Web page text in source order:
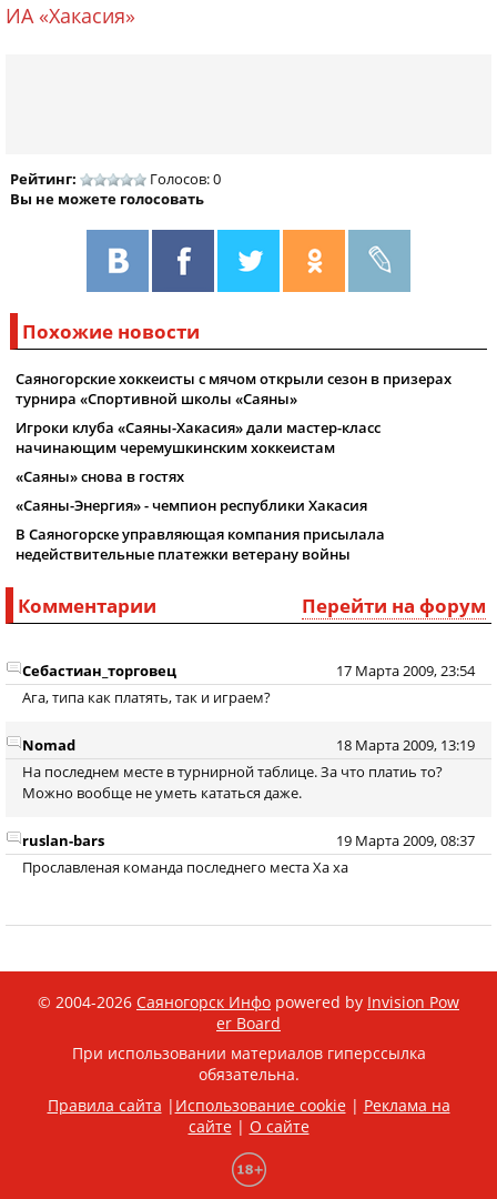
ИА «Хакасия»
Рейтинг:
Голосов: 0
Вы не можете голосовать
Похожие новости
Саяногорские хоккеисты с мячом открыли сезон в призерах
турнира «Спортивной школы «Саяны»
Игроки клуба «Саяны-Хакасия» дали мастер-класс
начинающим черемушкинским хоккеистам
«Саяны» снова в гостях
«Саяны-Энергия» - чемпион республики Хакасия
В Саяногорске управляющая компания присылала
недействительные платежки ветерану войны
Перейти на форум
Комментарии
17 Марта 2009, 23:54
Себастиан_торговец
Ага, типа как платять, так и играем?
18 Марта 2009, 13:19
Nomad
На последнем месте в турнирной таблице. За что платиь то?
Можно вообще не уметь кататься даже.
19 Марта 2009, 08:37
ruslan-bars
Прославленая команда последнего места Ха ха
© 2004-2026 Саяногорск Инфо powered by Invision Pow
er Board
При использовании материалов гиперссылка
обязательна.
Правила сайта | Использование cookie| Реклама на
сайте| О сайте